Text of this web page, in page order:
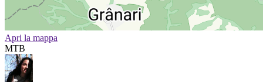
Apri la mappa
MTB